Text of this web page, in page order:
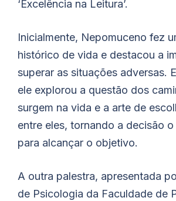
‘Excelência na Leitura’.
Inicialmente, Nepomuceno fez
histórico de vida e destacou a
superar as situações adversas.
ele explorou a questão dos
surgem na vida e a arte de
entre eles, tornando a decisão
para alcançar o objetivo.
A outra palestra, apresentada
de Psicologia da Faculdade de